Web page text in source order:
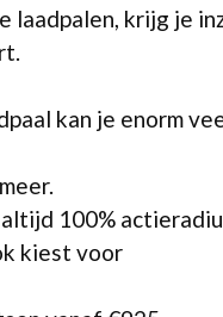
krijg je
kan je enorm
100%
kiest voor